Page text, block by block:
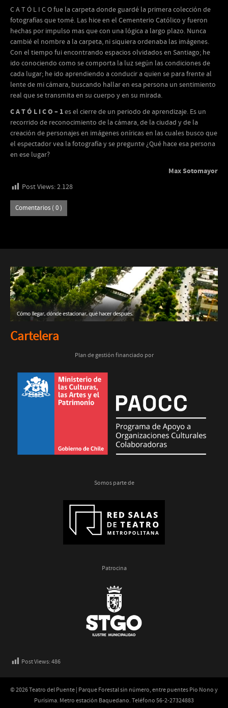
C A T Ó L I C O fue la carpeta donde guardé la primera colección de
fotografías que tomé. Las hice en el Cementerio Católico y fueron
hechas por impulso mas que con una lógica a largo plazo. Nunca
cambié el nombre a la carpeta, ni siquiera ordenaba las imágenes.
Con el tiempo fui encontrando espacios olvidados en Santiago; he
ido conociendo como se comporta la luz según las condiciones de
cada lugar; he ido aprendiendo a conducir a quien se para frente al
lente de mi cámara, buscando hallar en esa persona un sentimiento
real que se transmita en su cuerpo y en su mirada.
C A T Ó L I C O – 1es el cierre de un periodo de aprendizaje. Es un
recorrido de reconocimiento de la cámara, de la ciudad y de la
creación de personajes en imágenes oníricas en las cuales busco que
el espectador vea la fotografía y se pregunte ¿Qué hace esa persona
en ese lugar?
Max Sotomayor
Post Views:2.128
Comentarios ( 0 )
Cartelera
Plan de gestión financiado por
Somos parte de
Patrocina
Post Views:486
© 2026 Teatro del Puente | Parque Forestal sin número, entre puentes Pio Nono y
Purísima. Metro estación Baquedano. Teléfono 56-2-27324883